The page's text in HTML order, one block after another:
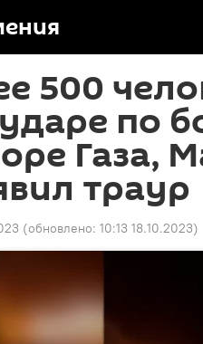
500
по
Газа,
траур
(обновлено: 10:13 18.10.2023)